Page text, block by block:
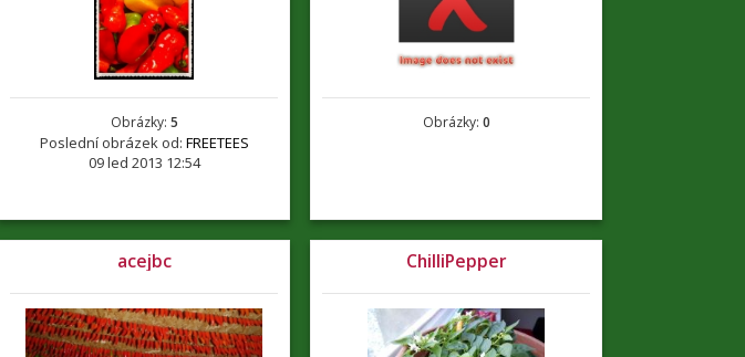
Obrázky: 5
Poslední obrázek od: FREETEES
09 led 2013 12:54
Obrázky: 0
acejbc ChilliPepper